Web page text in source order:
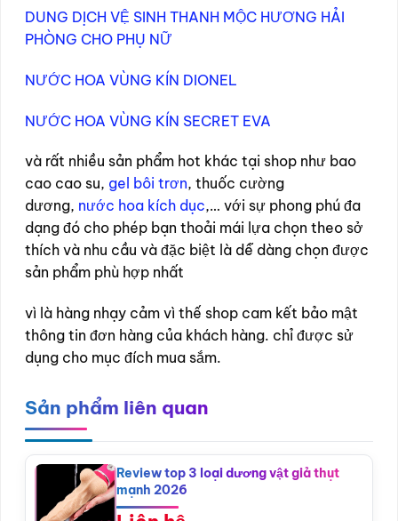
DUNG DỊCH VỆ SINH THANH MỘC HƯƠNG HẢI
PHÒNG CHO PHỤ NỮ
NƯỚC HOA VÙNG KÍN DIONEL
NƯỚC HOA VÙNG KÍN SECRET EVA
và rất nhiều sản phẩm hot khác tại shop như bao
cao cao su, gel bôi trơn, thuốc cường
dương, nước hoa kích dục,… với sự phong phú đa
dạng đó cho phép bạn thoải mái lựa chọn theo sở
thích và nhu cầu và đặc biệt là dễ dàng chọn được
sản phẩm phù hợp nhất
vì là hàng nhạy cảm vì thế shop cam kết bảo mật
thông tin đơn hàng của khách hàng. chỉ được sử
dụng cho mục đích mua sắm.
Sản phẩm liên quan
Review top 3 loại dương vật giả thụt
mạnh 2026